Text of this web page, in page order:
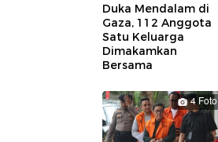
Duka Mendalam di
Gaza, 112 Anggota
Satu Keluarga
Dimakamkan
Bersama
4 Foto